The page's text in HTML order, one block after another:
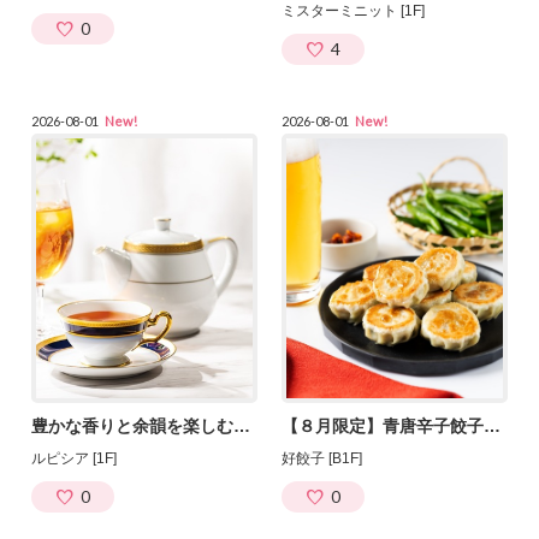
0
ミスターミニット [1F]
4
2026-08-01 New!
豊かな香りと余韻を楽しむ、ダージリン夏摘み紅茶。
ルピシア [1F]
0
2026-08-01 New!
【８月限定】青唐辛子餃子 発売中！
好餃子 [B1F]
0